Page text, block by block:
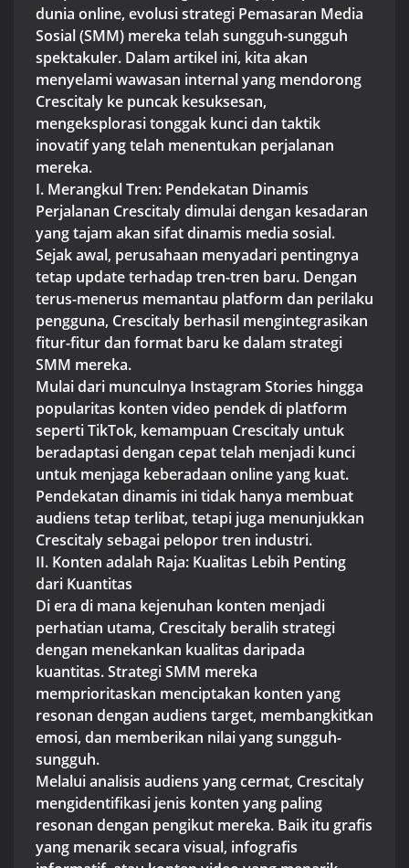
dunia online, evolusi strategi Pemasaran Media
Sosial (SMM) mereka telah sungguh-sungguh
spektakuler. Dalam artikel ini, kita akan
menyelami wawasan internal yang mendorong
Crescitaly ke puncak kesuksesan,
mengeksplorasi tonggak kunci dan taktik
inovatif yang telah menentukan perjalanan
mereka.
I. Merangkul Tren: Pendekatan Dinamis
Perjalanan Crescitaly dimulai dengan kesadaran
yang tajam akan sifat dinamis media sosial.
Sejak awal, perusahaan menyadari pentingnya
tetap update terhadap tren-tren baru. Dengan
terus-menerus memantau platform dan perilaku
pengguna, Crescitaly berhasil mengintegrasikan
fitur-fitur dan format baru ke dalam strategi
SMM mereka.
Mulai dari munculnya Instagram Stories hingga
popularitas konten video pendek di platform
seperti TikTok, kemampuan Crescitaly untuk
beradaptasi dengan cepat telah menjadi kunci
untuk menjaga keberadaan online yang kuat.
Pendekatan dinamis ini tidak hanya membuat
audiens tetap terlibat, tetapi juga menunjukkan
Crescitaly sebagai pelopor tren industri.
II. Konten adalah Raja: Kualitas Lebih Penting
dari Kuantitas
Di era di mana kejenuhan konten menjadi
perhatian utama, Crescitaly beralih strategi
dengan menekankan kualitas daripada
kuantitas. Strategi SMM mereka
memprioritaskan menciptakan konten yang
resonan dengan audiens target, membangkitkan
emosi, dan memberikan nilai yang sungguh-
sungguh.
Melalui analisis audiens yang cermat, Crescitaly
mengidentifikasi jenis konten yang paling
resonan dengan pengikut mereka. Baik itu grafis
yang menarik secara visual, infografis